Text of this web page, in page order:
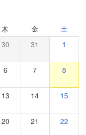
木 金 土
30 31 1
6 7 8
13 14 15
20 21 22